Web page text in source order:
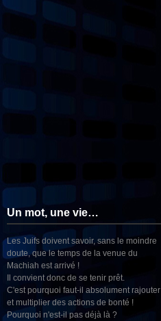
Un mot, une vie…
Les Juifs doivent savoir, sans le moindre
doute, que le temps de la venue du
Machiah est arrivé !
Il convient donc de se tenir prêt.
C'est pourquoi faut-il absolument rajouter
et multiplier des actions de bonté !
Pourquoi n'est-il pas déjà là ?